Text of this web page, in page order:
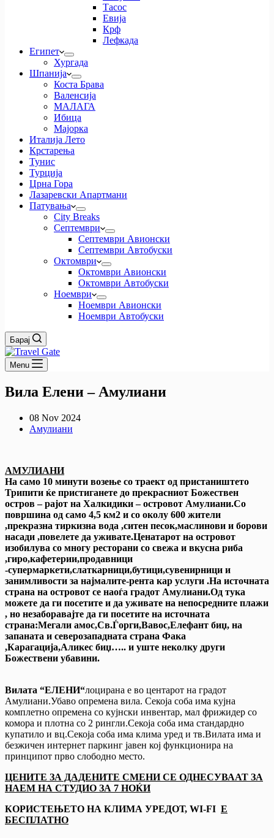
Тасос
Евија
Крф
Лефкада
Египет
Хургада
Шпанија
Коста Брава
Валенсија
МАЛАГА
Ибица
Мајорка
Италија Лето
Крстарења
Тунис
Турција
Црна Гора
Лазаревски Апартмани
Патувања
City Breaks
Септември
Септември Авионски
Септември Автобуски
Октомври
Октомври Авионски
Октомври Автобуски
Ноември
Ноември Авионски
Ноември Автобуски
Барај
Menu
Вила Елени – Амулиани
08 Nov 2024
Амулиани
АМУЛИАНИ
На само 10 минути возење со траект од пристаништето
Трипити ќе пристиганете до прекрасниот Божествен
остров – рајот на Халкидики – островот Амулиани.Со
површина од само 4,5 км2 и со околу 600 жители
,прекразна тиркизна вода ,ситен песок,маслинови и борови
насади ,повелете да уживате.Ценатарот на островот
изобилува со многу ресторани со свежа и вкусна риба
,гиро,кафетерии,продавници
-супермаркети,слаткарници,бутици,сувенирници и
занимливости за најмалите-рента кар услуги .На источната
страна на островот се наоѓа градот Амулиани.Од тука
можете да ги посетите и да уживате на непосредните плажи
, но незаборавајте да ги посетите на источната
страна:Мегали амос,Св.Ѓорги,Вавос,Елефант биџ, на
запаната и северозападната страна Фака
,Карагација,Аликес биџ….. и уште неколку други
Божествени убавини.
Вилата “ЕЛЕНИ“лоцирана е во центарот на градот
Амулиани.Убаво опремена вила. Секоја соба има кујна
комплетно опремена со кујнски инвентар, мал фрижидер со
комора и плотна со 2 рингли.Секоја соба има стандардно
купатило и вц.Секоја соба има клима уред и тв.Вилата има и
безжичен интернет паркинг јавен кој функционира на
принципот прво слободно место.
ЦЕНИТЕ ЗА ДАДЕНИТЕ СМЕНИ СЕ ОДНЕСУВААТ ЗА
НАЕМ НА СТУДИО ЗА 7 НОЌИ
КОРИСТЕЊЕТО НА КЛИМА УРЕДОТ, WI-FI Е
БЕСПЛАТНО